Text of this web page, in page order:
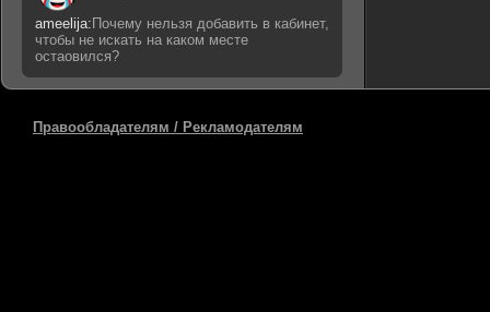
ameelija: Почему нельзя добавить в кабинет,
чтобы не искать на каком месте
остаовился?
Правообладателям / Рекламодателям